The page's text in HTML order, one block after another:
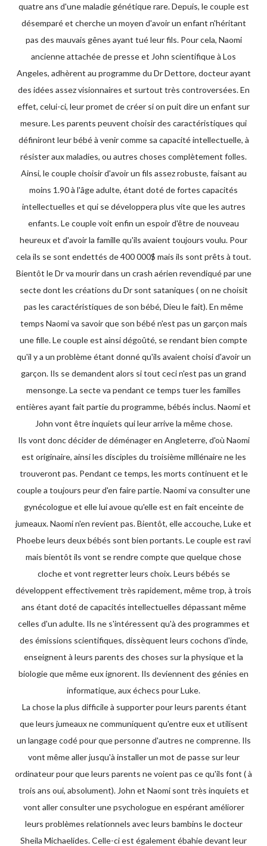
quatre ans d'une maladie génétique rare. Depuis, le couple est
désemparé et cherche un moyen d'avoir un enfant n'héritant
pas des mauvais gênes ayant tué leur fils. Pour cela, Naomi
ancienne attachée de presse et John scientifique à Los
Angeles, adhèrent au programme du Dr Dettore, docteur ayant
des idées assez visionnaires et surtout très controversées. En
effet, celui-ci, leur promet de créer si on puit dire un enfant sur
mesure. Les parents peuvent choisir des caractéristiques qui
définiront leur bébé à venir comme sa capacité intellectuelle, à
résister aux maladies, ou autres choses complètement folles.
Ainsi, le couple choisir d'avoir un fils assez robuste, faisant au
moins 1.90 à l'âge adulte, étant doté de fortes capacités
intellectuelles et qui se développera plus vite que les autres
enfants. Le couple voit enfin un espoir d'être de nouveau
heureux et d'avoir la famille qu'ils avaient toujours voulu. Pour
cela ils se sont endettés de 400 000$ mais ils sont prêts à tout.
Bientôt le Dr va mourir dans un crash aérien revendiqué par une
secte dont les créations du Dr sont sataniques ( on ne choisit
pas les caractéristiques de son bébé, Dieu le fait). En même
temps Naomi va savoir que son bébé n'est pas un garçon mais
une fille. Le couple est ainsi dégoûté, se rendant bien compte
qu'il y a un problème étant donné qu'ils avaient choisi d'avoir un
garçon. Ils se demandent alors si tout ceci n'est pas un grand
mensonge. La secte va pendant ce temps tuer les familles
entières ayant fait partie du programme, bébés inclus. Naomi et
John vont être inquiets qui leur arrive la même chose.
Ils vont donc décider de déménager en Angleterre, d'où Naomi
est originaire, ainsi les disciples du troisième millénaire ne les
trouveront pas. Pendant ce temps, les morts continuent et le
couple a toujours peur d'en faire partie. Naomi va consulter une
gynécologue et elle lui avoue qu'elle est en fait enceinte de
jumeaux. Naomi n'en revient pas. Bientôt, elle accouche, Luke et
Phoebe leurs deux bébés sont bien portants. Le couple est ravi
mais bientôt ils vont se rendre compte que quelque chose
cloche et vont regretter leurs choix. Leurs bébés se
développent effectivement très rapidement, même trop, à trois
ans étant doté de capacités intellectuelles dépassant même
celles d'un adulte. Ils ne s'intéressent qu'à des programmes et
des émissions scientifiques, dissèquent leurs cochons d'inde,
enseignent à leurs parents des choses sur la physique et la
biologie que même eux ignorent. Ils deviennent des génies en
informatique, aux échecs pour Luke.
La chose la plus difficile à supporter pour leurs parents étant
que leurs jumeaux ne communiquent qu'entre eux et utilisent
un langage codé pour que personne d'autres ne comprenne. Ils
vont même aller jusqu'à installer un mot de passe sur leur
ordinateur pour que leurs parents ne voient pas ce qu'ils font ( à
trois ans oui, absolument). John et Naomi sont très inquiets et
vont aller consulter une psychologue en espérant améliorer
leurs problèmes relationnels avec leurs bambins le docteur
Sheila Michaelides. Celle-ci est également ébahie devant leur